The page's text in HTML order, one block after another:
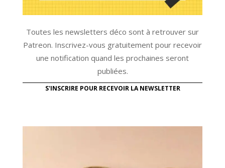
Toutes les newsletters déco sont à retrouver sur
Patreon. Inscrivez-vous gratuitement pour recevoir
une notification quand les prochaines seront
publiées.
S'INSCRIRE POUR RECEVOIR LA NEWSLETTER